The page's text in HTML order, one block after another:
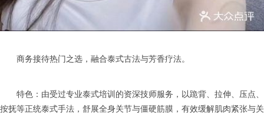
商务接待热门之选，融合泰式古法与芳香疗法。
特色：由受过专业泰式培训的资深技师服务，以跪背、拉伸、压点、
按抚等正统泰式手法，舒展全身关节与僵硬筋膜，有效缓解肌肉紧张与关